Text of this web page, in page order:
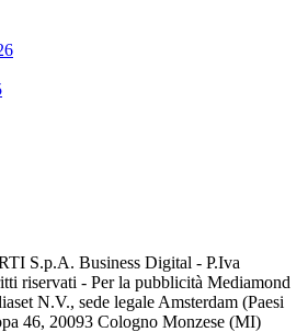
S.p.A. Business Digital - P.Iva
riservati - Per la pubblicità Mediamond
N.V., sede legale Amsterdam (Paesi
46, 20093 Cologno Monzese (MI)